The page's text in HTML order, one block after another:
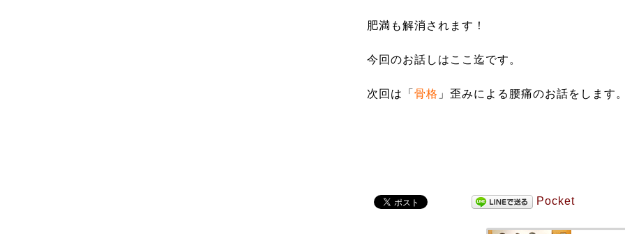
肥満も解消されます！
今回のお話しはここ迄です。
次回は「 骨格 」歪みによる腰痛のお話をします
Pocket